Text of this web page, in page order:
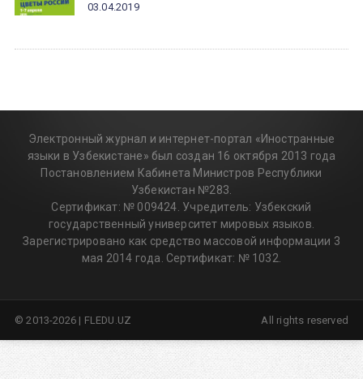
03.04.2019
Электронный журнал и интернет-портал «Иностранные
языки в Узбекистане» был создан 16 октября 2013 года
Постановлением Кабинета Министров Республики
Узбекистан №283.
Сертификат: № 009424. Учредитель: Узбекский
государственный университет мировых языков.
Зарегистрировано как средство массовой информации 3
мая 2014 года. Сертификат: № 1032.
All rights reserved
© 2013-2026 | FLEDU.UZ